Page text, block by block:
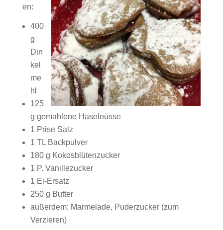
en:
400
g
Din
kel
me
hl
125
g gemahlene Haselnüsse
1 Prise Salz
1 TL Backpulver
180 g Kokosblütenzucker
1 P. Vanillezucker
1 Ei-Ersatz
250 g Butter
außerdem: Marmelade, Puderzucker (zum
Verzieren)